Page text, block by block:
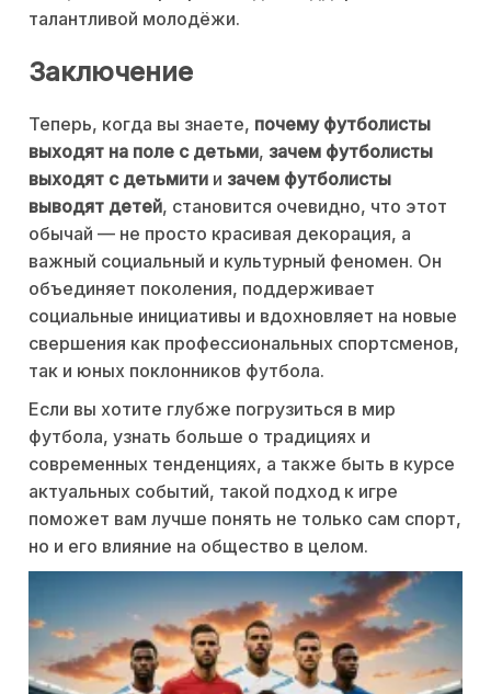
талантливой молодёжи.
Заключение
Теперь, когда вы знаете, почему футболисты
выходят на поле с детьми, зачем футболисты
выходят с детьмити и зачем футболисты
выводят детей, становится очевидно, что этот
обычай — не просто красивая декорация, а
важный социальный и культурный феномен. Он
объединяет поколения, поддерживает
социальные инициативы и вдохновляет на новые
свершения как профессиональных спортсменов,
так и юных поклонников футбола.
Если вы хотите глубже погрузиться в мир
футбола, узнать больше о традициях и
современных тенденциях, а также быть в курсе
актуальных событий, такой подход к игре
поможет вам лучше понять не только сам спорт,
но и его влияние на общество в целом.